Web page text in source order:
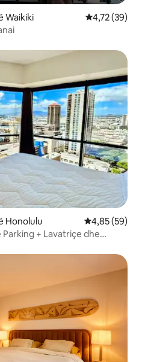
Waikiki Vlerësimi
4,72 (39)
Honolulu Vlerësimi
4,85 (59)
+ Lavatriçe dhe